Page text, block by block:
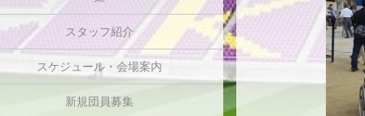
スタッフ紹介
スケジュール・会場案内
新規団員募集